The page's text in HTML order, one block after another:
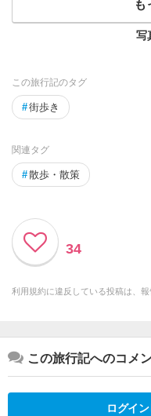
も
写
この旅行記のタグ
#街歩き
関連タグ
#散歩・散策
34
利用規約に違反している投稿は、報
この旅行記へのコメ
ログイ